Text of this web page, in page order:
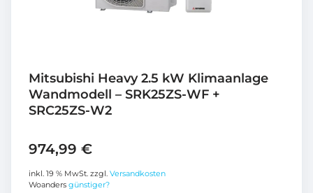
Mitsubishi Heavy 2.5 kW Klimaanlage
Wandmodell – SRK25ZS-WF +
SRC25ZS-W2
974,99 €
inkl. 19 % MwSt. zzgl. Versandkosten
Woanders günstiger?